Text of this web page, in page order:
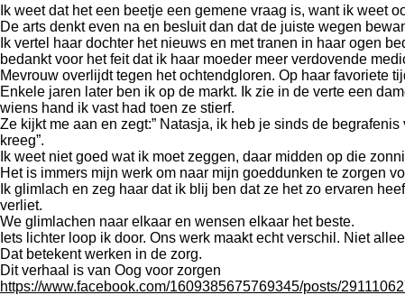
Ik weet dat het een beetje een gemene vraag is, want ik weet
De arts denkt even na en besluit dan dat de juiste wegen
Ik vertel haar dochter het nieuws en met tranen in haar ogen
bedankt voor het feit dat ik haar moeder meer verdovende
Mevrouw overlijdt tegen het ochtendgloren. Op haar favoriete
Enkele jaren later ben ik op de markt. Ik zie in de verte een
wiens hand ik vast had toen ze stierf.
Ze kijkt me aan en zegt:” Natasja, ik heb je sinds de
kreeg”.
Ik weet niet goed wat ik moet zeggen, daar midden op die
Het is immers mijn werk om naar mijn goeddunken te zorgen
Ik glimlach en zeg haar dat ik blij ben dat ze het zo ervaren
verliet.
We glimlachen naar elkaar en wensen elkaar het beste.
Iets lichter loop ik door. Ons werk maakt echt verschil. Niet
Dat betekent werken in de zorg.
Dit verhaal is van Oog voor zorgen
https://www.facebook.com/1609385675769345/posts/